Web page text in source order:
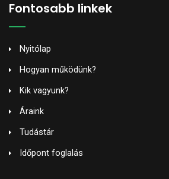
Fontosabb linkek
Nyitólap
Hogyan működünk?
Kik vagyunk?
Áraink
Tudástár
Időpont foglalás